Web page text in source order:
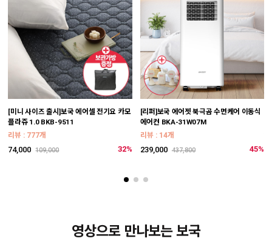
[미니 사이즈 출시]보국 에어셀 전기요 카모
플라쥬 1.0 BKB-9511
리뷰 : 777개
32%
74,000 109,000
[리퍼]보국 에어젯 북극곰 수면케어 이동식
에어컨 BKA-31W07M
리뷰 : 14개
45%
239,000 437,800
영상으로 만나보는 보국